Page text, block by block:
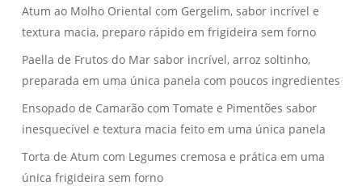
Atum ao Molho Oriental com Gergelim, sabor incrível e
textura macia, preparo rápido em frigideira sem forno
Paella de Frutos do Mar sabor incrível, arroz soltinho,
preparada em uma única panela com poucos ingredientes
Ensopado de Camarão com Tomate e Pimentões sabor
inesquecível e textura macia feito em uma única panela
Torta de Atum com Legumes cremosa e prática em uma
única frigideira sem forno